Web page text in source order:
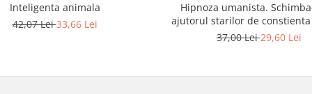
Inteligenta animala
42,07 Lei33,66 Lei
Hipnoza umanista.
ajutorul starilor de
37,00 Lei29,60 Lei